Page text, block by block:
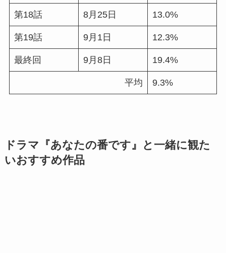
第18話 8月25日 13.0%
第19話 9月1日 12.3%
最終回 9月8日 19.4%
平均 9.3%
ドラマ『あなたの番です』と一緒に観た
いおすすめ作品